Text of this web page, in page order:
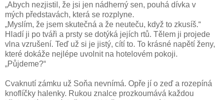
„Abych nezjistil, že jsi jen nádherný sen, pouhá dívka v
mých představách, která se rozplyne.
„Myslím, že jsem skutečná a že neuteču, když to zkusíš.“
Hladí ji po tváři a prsty se dotýká jejích rtů. Tělem ji projede
vlna vzrušení. Teď už si je jistý, cítí to. To krásné napětí ženy,
které dokáže nejlépe uvolnit na hotelovém pokoji.
„Půjdeme?“
Cvaknutí zámku už Soňa nevnímá. Opře jí o zeď a rozepíná
knoflíčky halenky. Rukou znalce prozkoumává každou